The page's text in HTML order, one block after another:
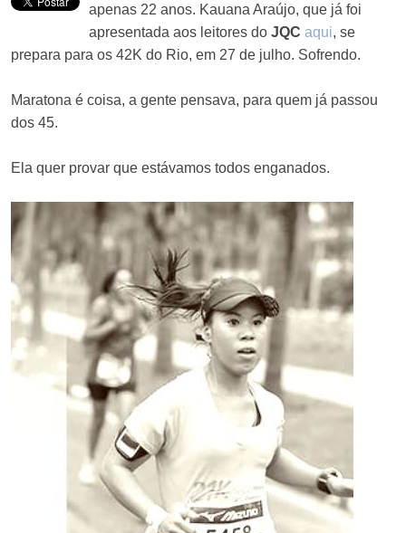
apenas 22 anos. Kauana Araújo, que já foi
apresentada aos leitores doJQC aqui, se
prepara para os 42K do Rio, em 27 de julho. Sofrendo.
Maratona é coisa, a gente pensava, para quem já passou
dos 45.
Ela quer provar que estávamos todos enganados.